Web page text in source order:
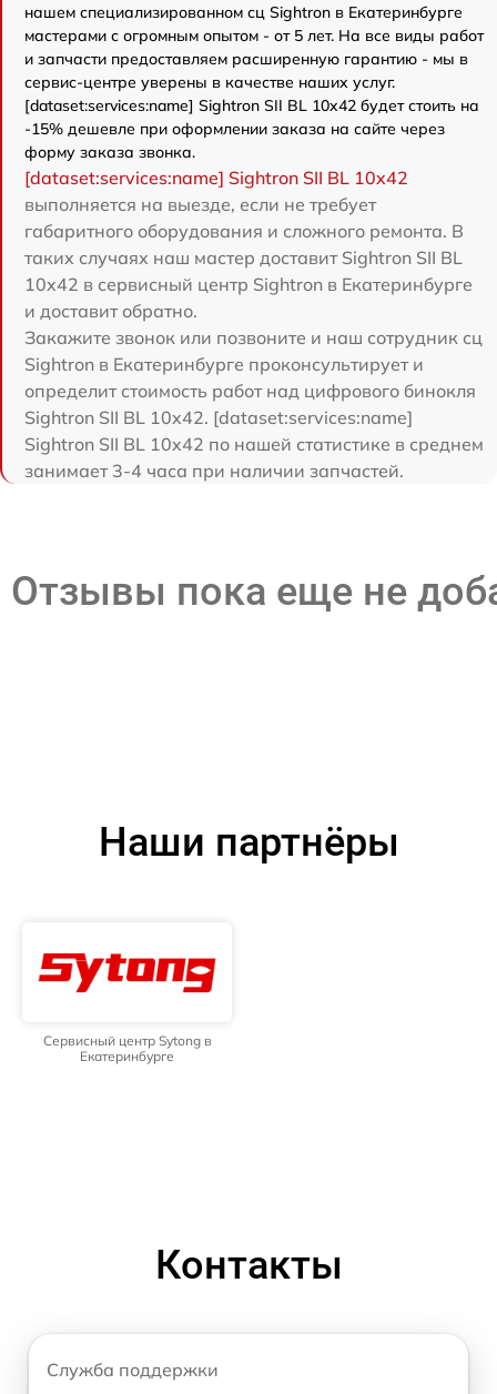
нашем специализированном сц Sightron в Екатеринбурге
мастерами с огромным опытом - от 5 лет. На все виды работ
и запчасти предоставляем расширенную гарантию - мы в
сервис-центре уверены в качестве наших услуг.
[dataset:services:name] Sightron SII BL 10x42 будет стоить на
-15% дешевле при оформлении заказа на сайте через
форму заказа звонка.
[dataset:services:name] Sightron SII BL 10x42
выполняется на выезде, если не требует
габаритного оборудования и сложного ремонта. В
таких случаях наш мастер доставит Sightron SII BL
10x42 в сервисный центр Sightron в Екатеринбурге
и доставит обратно.
Закажите звонок или позвоните и наш сотрудник сц
Sightron в Екатеринбурге проконсультирует и
определит стоимость работ над цифрового бинокля
Sightron SII BL 10x42. [dataset:services:name]
Sightron SII BL 10x42 по нашей статистике в среднем
занимает 3-4 часа при наличии запчастей.
Отзывы пока еще не
Наши партнёры
Сервисный центр Sytong в
Екатеринбурге
Контакты
Служба поддержки